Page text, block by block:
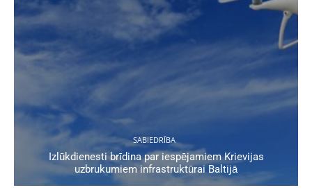
SABIEDRĪBA
Izlūkdienesti brīdina par iespējamiem Krievijas
uzbrukumiem infrastruktūrai Baltijā